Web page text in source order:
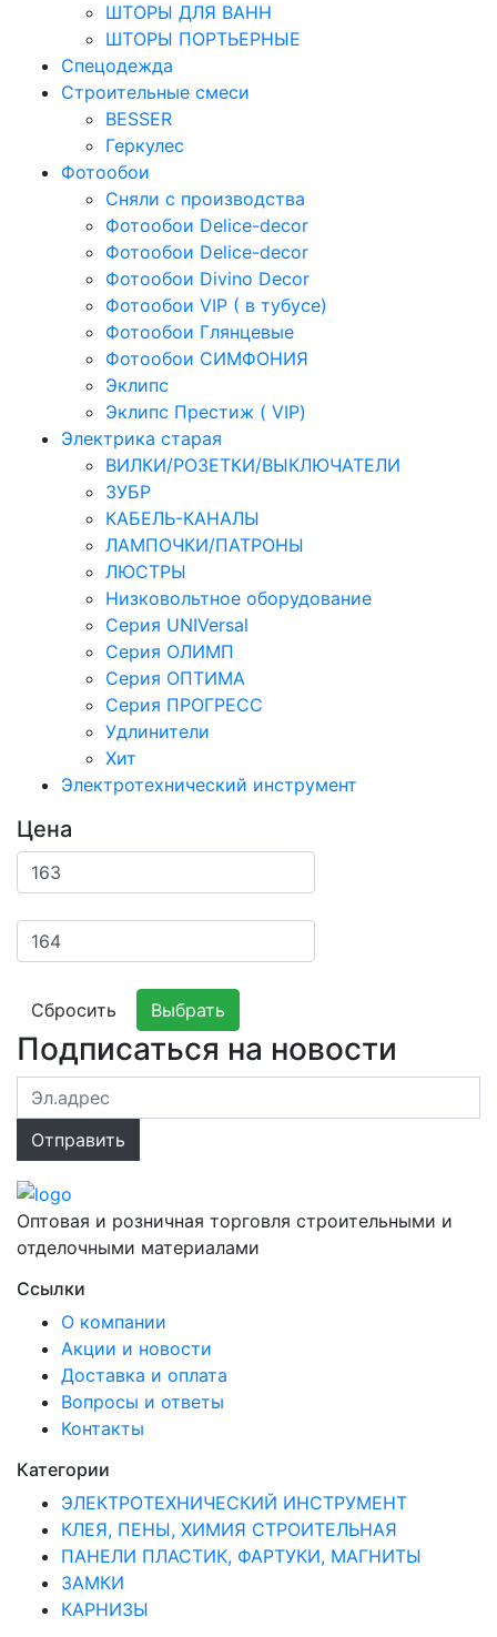
ШТОРЫ ДЛЯ ВАНН
ШТОРЫ ПОРТЬЕРНЫЕ
Спецодежда
Строительные смеси
BESSER
Геркулес
Фотообои
Сняли с производства
Фотообои Delice-decor
Фотообои Delice-decor
Фотообои Divino Decor
Фотообои VIP ( в тубусе)
Фотообои Глянцевые
Фотообои СИМФОНИЯ
Эклипс
Эклипс Престиж ( VIP)
Электрика старая
ВИЛКИ/РОЗЕТКИ/ВЫКЛЮЧАТЕЛИ
ЗУБР
КАБЕЛЬ-КАНАЛЫ
ЛАМПОЧКИ/ПАТРОНЫ
ЛЮСТРЫ
Низковольтное оборудование
Серия UNIVersal
Серия ОЛИМП
Серия ОПТИМА
Серия ПРОГРЕСС
Удлинители
Хит
Электротехнический инструмент
Цена
Сбросить Выбрать
Подписаться на новости
Оптовая и розничная торговля строительными и
отделочными материалами
Ссылки
О компании
Акции и новости
Доставка и оплата
Вопросы и ответы
Контакты
Категории
ЭЛЕКТРОТЕХНИЧЕСКИЙ ИНСТРУМЕНТ
КЛЕЯ, ПЕНЫ, ХИМИЯ СТРОИТЕЛЬНАЯ
ПАНЕЛИ ПЛАСТИК, ФАРТУКИ, МАГНИТЫ
ЗАМКИ
КАРНИЗЫ